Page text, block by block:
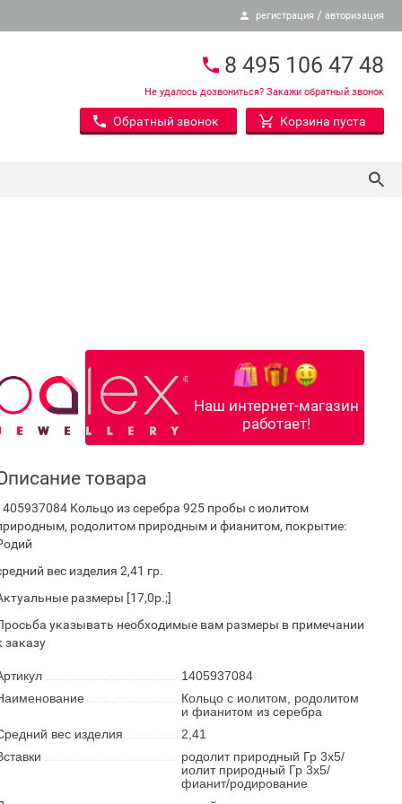
регистрация / авторизация
8 495 106 47 48
Не удалось дозвониться? Закажи обратный звонок
Обратный звонок Корзина пуста
Наш интернет-магазин
работает!
товара
Кольцо из серебра 925 пробы с иолитом
родолитом природным и фианитом, покрытие:
вес изделия 2,41 гр.
размеры [17,0р.;]
указывать необходимые вам размеры в примечании
заказу
1405937084
Кольцо с иолитом, родолитом
и фианитом из серебра
вес изделия
2,41
родолит природный Гр 3х5/
иолит природный Гр 3х5/
фианит/родирование